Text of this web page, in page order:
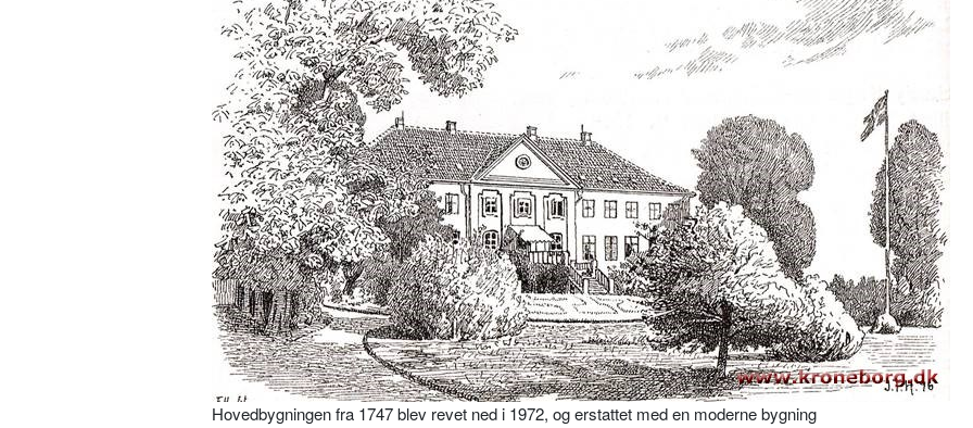
Hovedbygningen fra 1747 blev revet ned i 1972, og erstattet med en moderne bygning